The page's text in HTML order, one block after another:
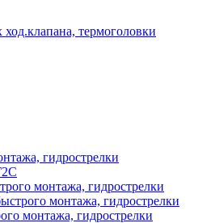
термоголовки
гидрострелки
монтажа, гидрострелки
монтажа, гидрострелки
монтажа, гидрострелки